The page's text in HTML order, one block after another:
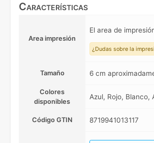
Características
Area impresión
El area de
¿Dudas sobre la
Tamaño 6 cm
Colores
disponibles
Azul, Rojo, Blanco,
Código GTIN 8719941013117